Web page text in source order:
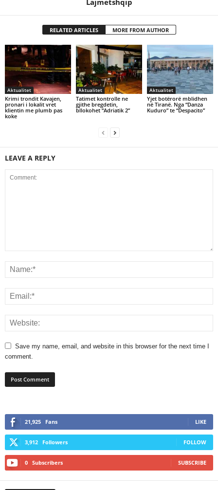
RELATED ARTICLES MORE FROM AUTHOR
Aktualitet
Krimi trondit Kavajen,
pronari i lokalit vret
klientin me plumb pas
koke
Aktualitet
Tatimet kontrolle ne
gjithe bregdetin,
bllokohet “Adriatik 2”
Aktualitet
Yjet botërorë mblidhen
në Tiranë. Nga “Danza
Kuduro” te “Despacito”
LEAVE A REPLY
Save my name, email, and website in this browser for the next time I
comment.
21,925 Fans LIKE
3,912 Followers FOLLOW
0 Subscribers SUBSCRIBE